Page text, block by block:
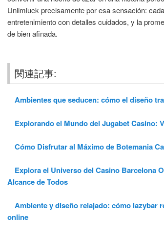
Unlimluck precisamente por esa sensación:
entretenimiento con detalles cuidados, y la
de bien afinada.
関連記事:
Ambientes que seducen: cómo el diseño
Explorando el Mundo del Jugabet Casino:
Cómo Disfrutar al Máximo de Botemania
Explora el Universo del Casino Barcelona
Alcance de Todos
Ambiente y diseño relajado: cómo lazybar
online